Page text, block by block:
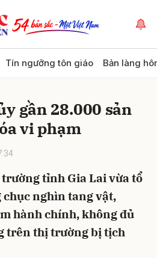
Tín ngưỡng tôn giáo Bản làng
gần 28.000 sản
vi phạm
tỉnh Gia Lai vừa tổ
nghìn tang vật,
hành chính, không đủ
trên thị trường bị tịch
Hủy Gửi